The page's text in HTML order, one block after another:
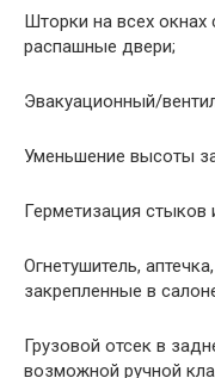
Шторки на всех окнах
распашные двери;
Эвакуационный/
Уменьшение высоты
Герметизация стыков
Огнетушитель,
закрепленные в
Грузовой отсек в
возможной ручной